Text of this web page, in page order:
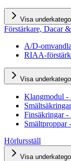
Visa
Förstärkare, Dacar
A/D-
RIAA-
Visa
Klangmodul -
Finsäkringar
Smältproppar
Hörlursställ
Visa